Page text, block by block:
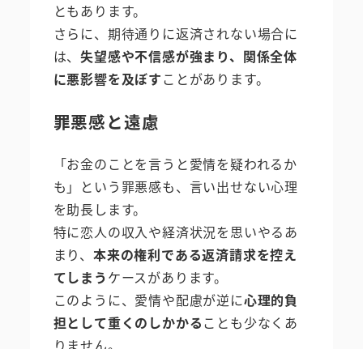
ともあります。
さらに、期待通りに返済されない場合に
は、失望感や不信感が強まり、関係全体
に悪影響を及ぼすことがあります。
罪悪感と遠慮
「お金のことを言うと愛情を疑われるか
も」という罪悪感も、言い出せない心理
を助長します。
特に恋人の収入や経済状況を思いやるあ
まり、 本来の権利である返済請求を控え
てしまうケースがあります。
このように、愛情や配慮が逆に心理的負
担として重くのしかかることも少なくあ